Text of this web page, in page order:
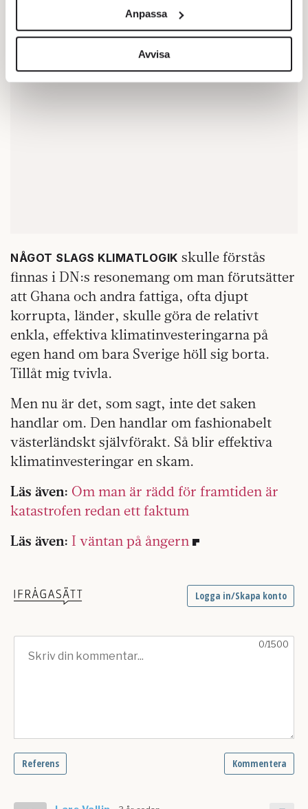
för sociala medier och analysera vår trafik. Vi
vidarebefordrar även sådana identifierare och annan
information från din enhet till de sociala medier och
annons- och analysföretag som vi samarbetar med.
Dessa kan i sin tur kombinera informationen med annan
Anpassa
Avvisa
NÅGOT SLAGS KLIMATLOGIK skulle förstås
finnas i DN:s resonemang om man förutsätter
att Ghana och andra fattiga, ofta djupt
korrupta, länder, skulle göra de relativt
enkla, effektiva klimatinvesteringarna på
egen hand om bara Sverige höll sig borta.
Tillåt mig tvivla.
Men nu är det, som sagt, inte det saken
handlar om. Den handlar om fashionabelt
västerländskt självförakt. Så blir effektiva
klimatinvesteringar en skam.
Läs även: Om man är rädd för framtiden är
katastrofen redan ett faktum
Läs även: I väntan på ångern